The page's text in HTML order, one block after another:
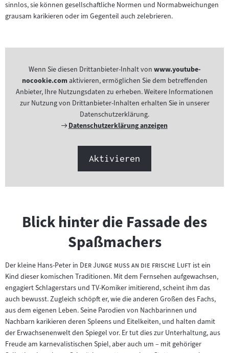
sinnlos, sie können gesellschaftliche Normen und Normabweichungen
grausam karikieren oder im Gegenteil auch zelebrieren.
Wenn Sie diesen Drittanbieter-Inhalt von www.youtube-
nocookie.comaktivieren, ermöglichen Sie dem betreffenden
Anbieter, Ihre Nutzungsdaten zu erheben. Weitere Informationen
zur Nutzung von Drittanbieter-Inhalten erhalten Sie in unserer
Datenschutzerklärung.
Externer
Datenschutzerklärung anzeigen
Aktivieren
Blick hinter die Fassade des
Spaßmachers
Der kleine Hans-Peter in "Der Junge muss an die frische Luft"ist ein
Kind dieser komischen Traditionen. Mit dem Fernsehen aufgewachsen,
engagiert Schlagerstars und TV-Komiker imitierend, scheint ihm das
auch bewusst. Zugleich schöpft er, wie die anderen Großen des Fachs,
aus dem eigenen Leben. Seine Parodien von Nachbarinnen und
Nachbarn karikieren deren Spleens und Eitelkeiten, und halten damit
der Erwachsenenwelt den Spiegel vor. Er tut dies zur Unterhaltung, aus
Freude am karnevalistischen Spiel, aber auch um – mit gehöriger